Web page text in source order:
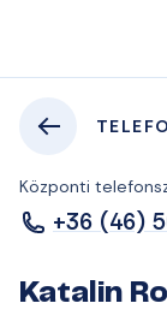
Központi
+36 (46)
Katalin